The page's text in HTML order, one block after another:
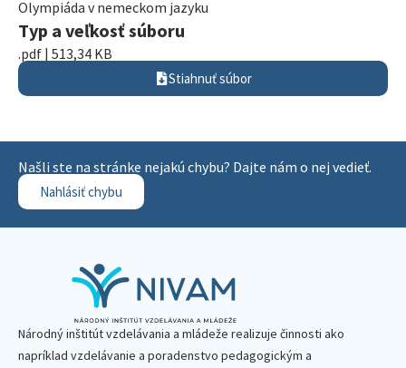
Olympiáda v nemeckom jazyku
Typ a veľkosť súboru
.pdf | 513,34 KB
Stiahnuť súbor
Našli ste na stránke nejakú chybu? Dajte nám o nej vedieť.
Nahlásiť chybu
Národný inštitút vzdelávania a mládeže realizuje činnosti ako
napríklad vzdelávanie a poradenstvo pedagogickým a